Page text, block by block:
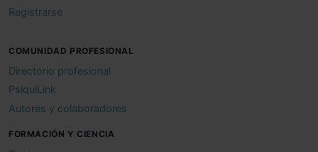
Registrarse
COMUNIDAD PROFESIONAL
Directorio profesional
PsiquiLink
Autores y colaboradores
FORMACIÓN Y CIENCIA